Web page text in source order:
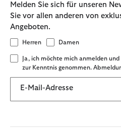
Melden Sie sich für unseren
Sie vor allen anderen von
Angeboten.
Herren Damen
Ja, ich möchte mich anmelden
zur Kenntnis genommen.
E-Mail-Adresse